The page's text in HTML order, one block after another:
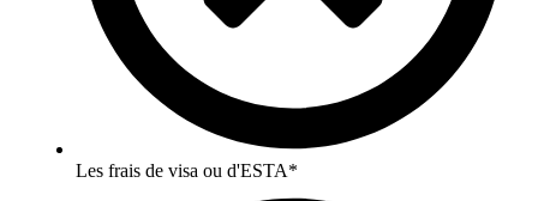
Les frais de visa ou d'ESTA*